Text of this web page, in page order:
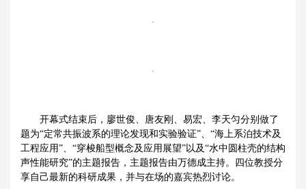
开幕式结束后，廖世俊、唐友刚、易宏、李天匀分别做了
题为“定常共振波系的理论发现和实验验证”、“海上系泊技术及
工程应用”、“穿梭船型概念及应用展望”以及“水中圆柱壳的结构
声性能研究”的主题报告，主题报告由万德成主持。四位教授分
享自己最新的科研成果，并与在场的嘉宾热烈讨论。